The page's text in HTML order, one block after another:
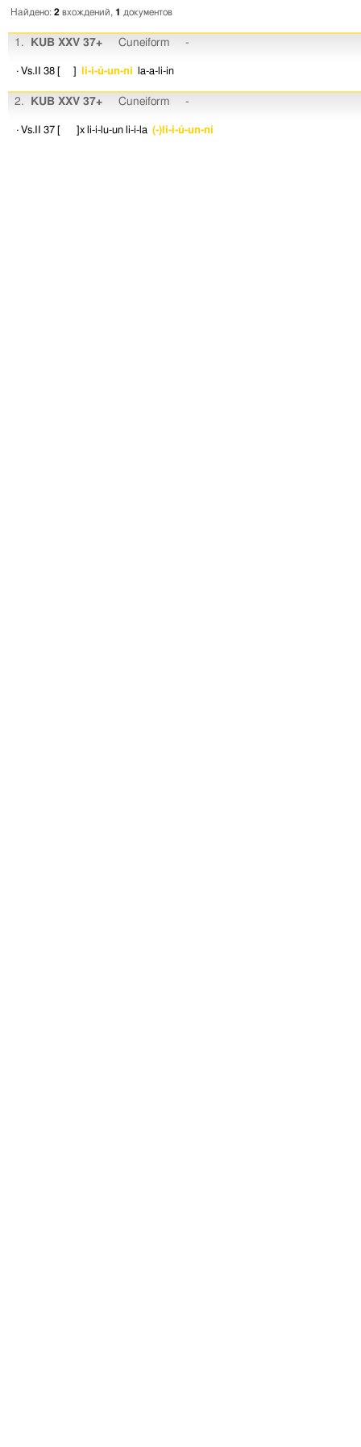
Найдено: 2 вхождений, 1 документов
1. KUB XXV 37+ Cuneiform -
· Vs.II 38 [ ] li-i-ú-un-ni la-a-li-in
2. KUB XXV 37+ Cuneiform -
· Vs.II 37 [ ]x li-i-lu-un li-i-la (-)li-i-ú-un-ni